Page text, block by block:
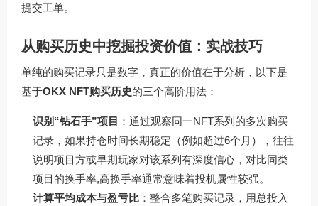
提交工单。
从购买历史中挖掘投资价值：实战技巧
单纯的购买记录只是数字，真正的价值在于分析，以下是
基于OKX NFT购买历史的三个高阶用法：
识别“钻石手”项目 ：通过观察同一NFT系列的多次购买
记录，如果持仓时间长期稳定（例如超过6个月），往往
说明项目方或早期玩家对该系列有深度信心，对比同类
项目的换手率,高换手率通常意味着投机属性较强。
计算平均成本与盈亏比 ：整合多笔购买记录，用总投入